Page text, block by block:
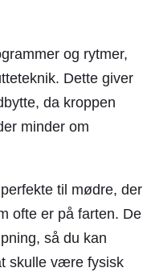
og rytmer,
Dette giver
da kroppen
minder om
til mødre, der
ofte er på farten. De
så du kan
skulle være fysisk